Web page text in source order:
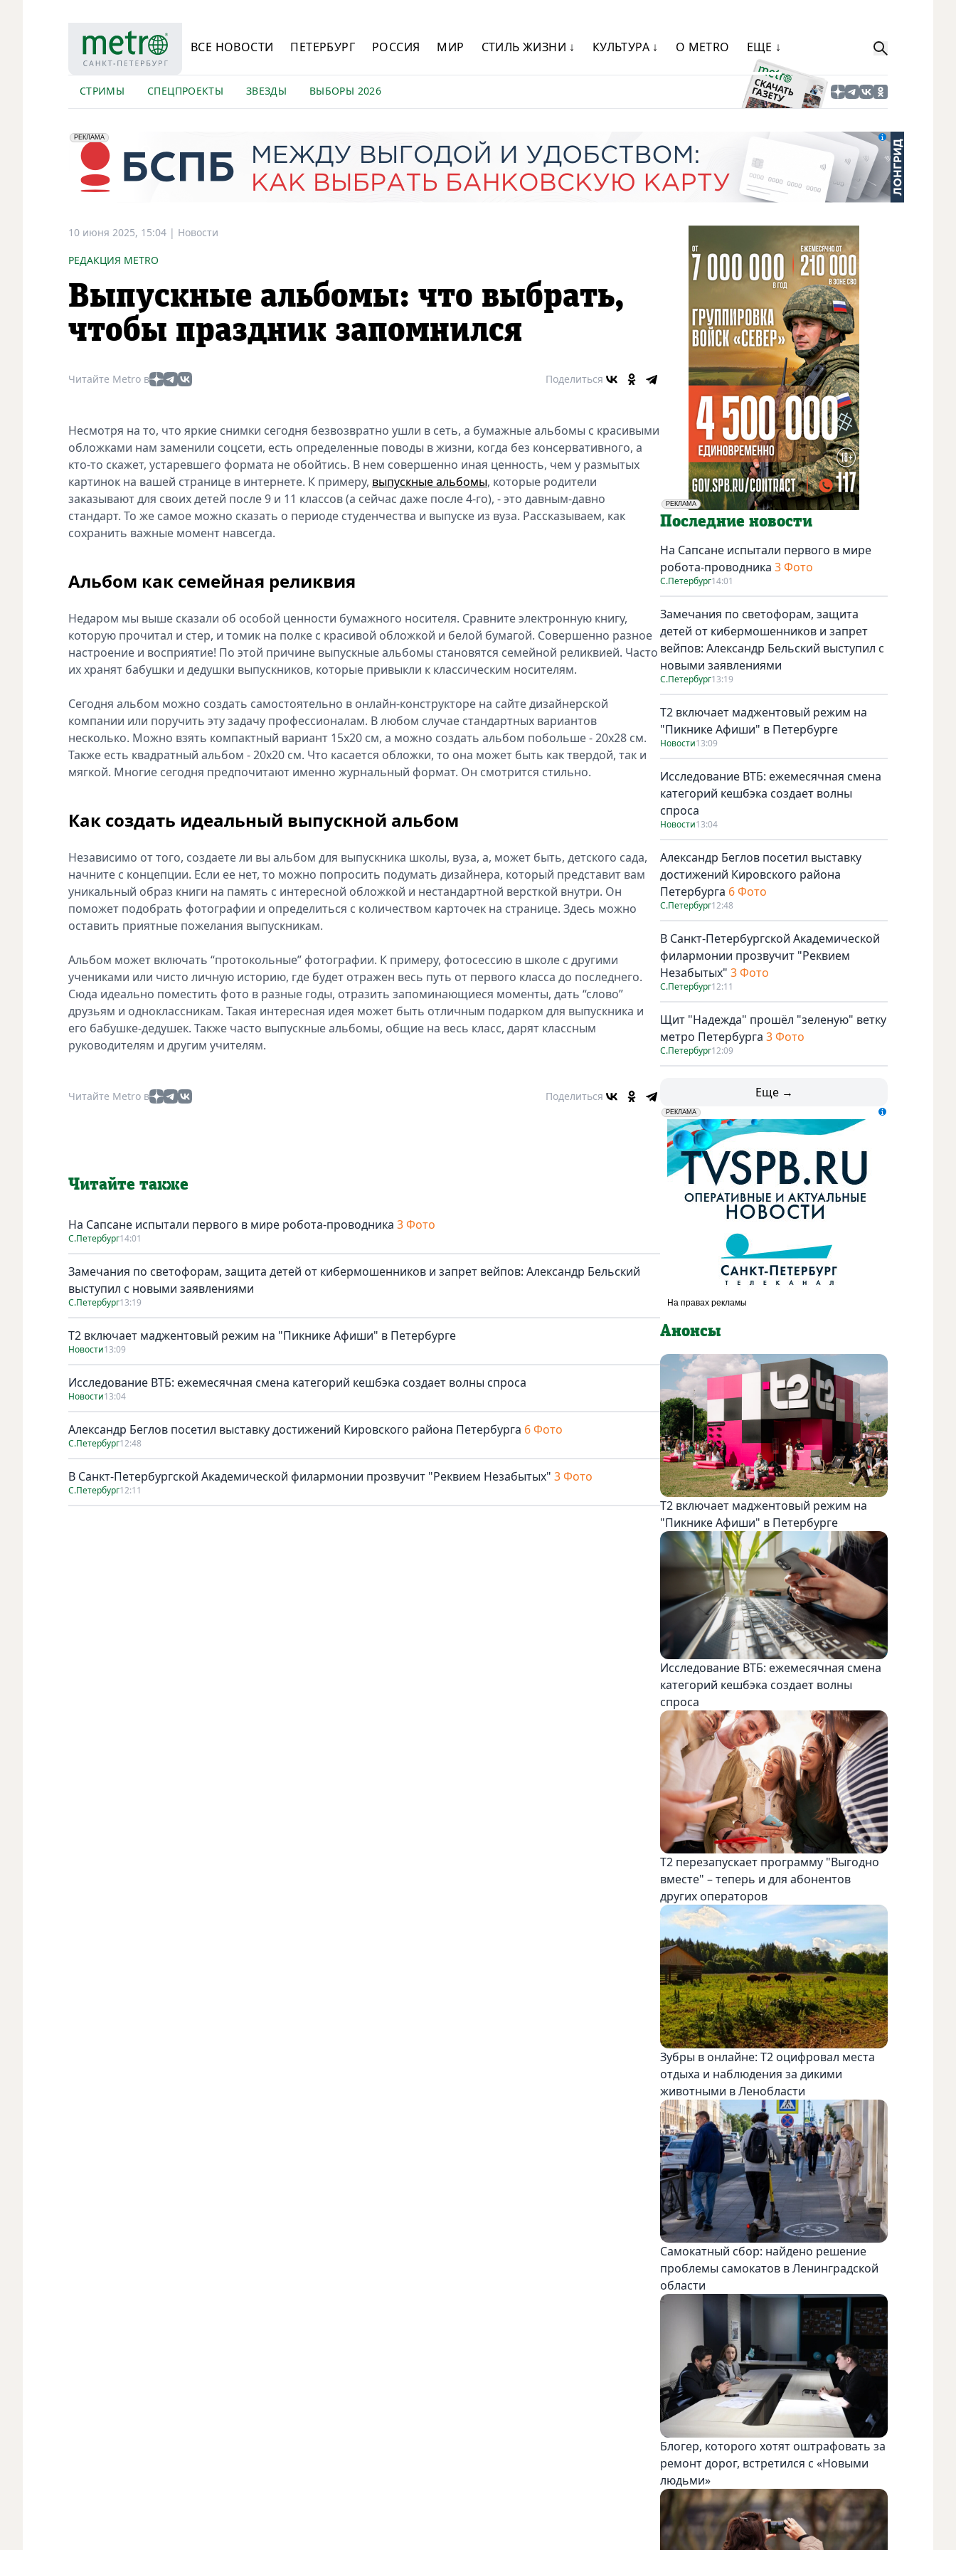
ВСЕ НОВОСТИ ПЕТЕРБУРГ РОССИЯ МИР СТИЛЬ ЖИЗНИ ↓ КУЛЬТУРА ↓ О METRO ЕЩЕ ↓
СТРИМЫ СПЕЦПРОЕКТЫ ЗВЕЗДЫ ВЫБОРЫ 2026
erid: 2VfnxyFybV5
РЕКЛАМА
ПАО "Банк "Санкт-Петербург", ИНН: 7831000027
10 июня 2025, 15:04 | Новости
РЕДАКЦИЯ METRO
Выпускные альбомы: что выбрать,
чтобы праздник запомнился
Читайте Metro в Поделиться
Несмотря на то, что яркие снимки сегодня безвозвратно ушли в сеть, а бумажные альбомы с красивыми
обложками нам заменили соцсети, есть определенные поводы в жизни, когда без консервативного, а
кто-то скажет, устаревшего формата не обойтись. В нем совершенно иная ценность, чем у размытых
картинок на вашей странице в интернете. К примеру, выпускные альбомы, которые родители
заказывают для своих детей после 9 и 11 классов (а сейчас даже после 4-го), - это давным-давно
стандарт. То же самое можно сказать о периоде студенчества и выпуске из вуза. Рассказываем, как
сохранить важные момент навсегда.
Альбом как семейная реликвия
Недаром мы выше сказали об особой ценности бумажного носителя. Сравните электронную книгу,
которую прочитал и стер, и томик на полке с красивой обложкой и белой бумагой. Совершенно разное
настроение и восприятие! По этой причине выпускные альбомы становятся семейной реликвией. Часто
их хранят бабушки и дедушки выпускников, которые привыкли к классическим носителям.
Сегодня альбом можно создать самостоятельно в онлайн-конструкторе на сайте дизайнерской
компании или поручить эту задачу профессионалам. В любом случае стандартных вариантов
несколько. Можно взять компактный вариант 15х20 см, а можно создать альбом побольше - 20х28 см.
Также есть квадратный альбом - 20х20 см. Что касается обложки, то она может быть как твердой, так и
мягкой. Многие сегодня предпочитают именно журнальный формат. Он смотрится стильно.
Как создать идеальный выпускной альбом
Независимо от того, создаете ли вы альбом для выпускника школы, вуза, а, может быть, детского сада,
начните с концепции. Если ее нет, то можно попросить подумать дизайнера, который представит вам
уникальный образ книги на память с интересной обложкой и нестандартной версткой внутри. Он
поможет подобрать фотографии и определиться с количеством карточек на странице. Здесь можно
оставить приятные пожелания выпускникам.
Альбом может включать “протокольные” фотографии. К примеру, фотосессию в школе с другими
учениками или чисто личную историю, где будет отражен весь путь от первого класса до последнего.
Сюда идеально поместить фото в разные годы, отразить запоминающиеся моменты, дать “слово”
друзьям и одноклассникам. Такая интересная идея может быть отличным подарком для выпускника и
его бабушке-дедушек. Также часто выпускные альбомы, общие на весь класс, дарят классным
руководителям и другим учителям.
Читайте Metro в Поделиться
Читайте также
На Сапсане испытали первого в мире робота-проводника 3 Фото
С.Петербург14:01
Замечания по светофорам, защита детей от кибермошенников и запрет вейпов: Александр Бельский
выступил с новыми заявлениями
С.Петербург13:19
Т2 включает маджентовый режим на "Пикнике Афиши" в Петербурге
Новости13:09
Исследование ВТБ: ежемесячная смена категорий кешбэка создает волны спроса
Новости13:04
Александр Беглов посетил выставку достижений Кировского района Петербурга 6 Фото
С.Петербург12:48
В Санкт-Петербургской Академической филармонии прозвучит "Реквием Незабытых" 3 Фото
С.Петербург12:11
РЕКЛАМА
Социальная реклама
Последние новости
На Сапсане испытали первого в мире
робота-проводника 3 Фото
С.Петербург14:01
Замечания по светофорам, защита
детей от кибермошенников и запрет
вейпов: Александр Бельский выступил с
новыми заявлениями
С.Петербург13:19
Т2 включает маджентовый режим на
"Пикнике Афиши" в Петербурге
Новости13:09
Исследование ВТБ: ежемесячная смена
категорий кешбэка создает волны
спроса
Новости13:04
Александр Беглов посетил выставку
достижений Кировского района
Петербурга 6 Фото
С.Петербург12:48
В Санкт-Петербургской Академической
филармонии прозвучит "Реквием
Незабытых" 3 Фото
С.Петербург12:11
Щит "Надежда" прошёл "зеленую" ветку
метро Петербурга 3 Фото
С.Петербург12:09
Еще →
erid: LdtCK5udn
РЕКЛАМА
АО "ГАТР", ИНН: 7841320717
Анонсы
Т2 включает маджентовый режим на
"Пикнике Афиши" в Петербурге
Исследование ВТБ: ежемесячная смена
категорий кешбэка создает волны
спроса
Т2 перезапускает программу "Выгодно
вместе" – теперь и для абонентов
других операторов
Зубры в онлайне: Т2 оцифровал места
отдыха и наблюдения за дикими
животными в Ленобласти
Самокатный сбор: найдено решение
проблемы самокатов в Ленинградской
области
Блогер, которого хотят оштрафовать за
ремонт дорог, встретился с «Новыми
людьми»